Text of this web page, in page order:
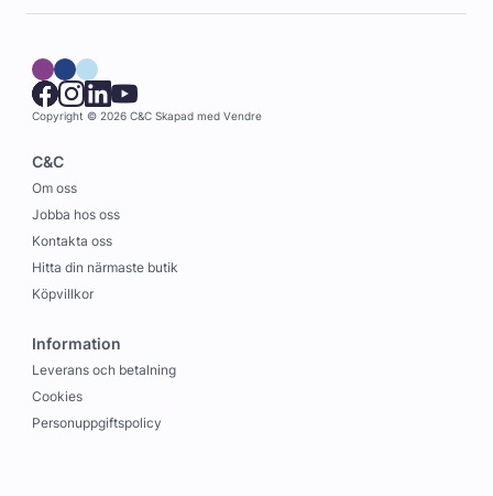
Copyright © 2026 C&C Skapad med Vendre
C&C
Om oss
Jobba hos oss
Kontakta oss
Hitta din närmaste butik
Köpvillkor
Information
Leverans och betalning
Cookies
Personuppgiftspolicy